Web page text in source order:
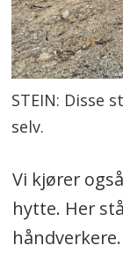
STEIN: Disse
selv.
Vi kjører
hytte. Her